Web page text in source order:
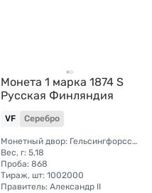
Монета 1 марка 1874 S
Русская Финляндия
VF Серебро
Монетный двор: Гельсингфорсский монетный двор (Финляндия)
Вес, г: 5,18
Проба: 868
Тираж, шт: 1002000
Правитель: Александр II